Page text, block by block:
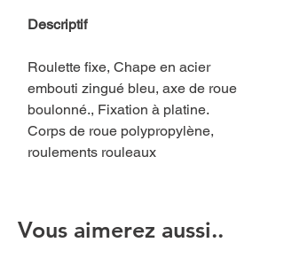
Descriptif
Roulette fixe, Chape en acier
embouti zingué bleu, axe de roue
boulonné., Fixation à platine.
Corps de roue polypropylène,
roulements rouleaux
Vous aimerez aussi..